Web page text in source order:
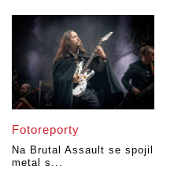
Fotoreporty
Na Brutal Assault se spojil
metal s...